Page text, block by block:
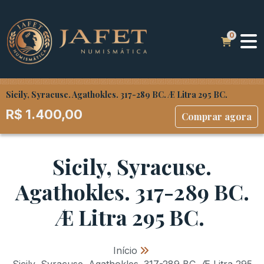
Sicily, Syracuse. Agathokles. 317-289 BC. Æ Litra 295 BC.
R$ 1.400,00 Comprar agora
Sicily, Syracuse.
Agathokles. 317-289 BC.
Æ Litra 295 BC.
Início »